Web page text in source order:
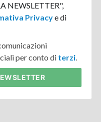
NEWSLETTER",
Privacye di
per conto di terzi.